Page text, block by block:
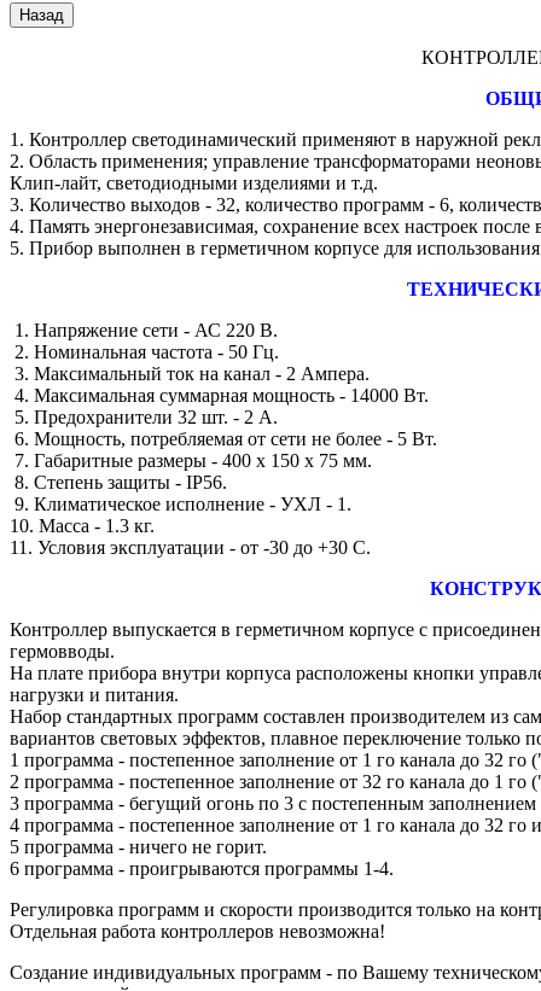
1. Контроллер светодинамический применяют в наружной
2. Область применения; управление трансформаторами
Клип-лайт, светодиодными изделиями и т.д.
3. Количество выходов - 32, количество программ - 6,
4. Память энергонезависимая, сохранение всех настроек
5. Прибор выполнен в герметичном корпусе для
1. Напряжение сети - АС 220 В.
2. Номинальная частота - 50 Гц.
3. Максимальный ток на канал - 2 Ампера.
4. Максимальная суммарная мощность - 14000 Вт.
5. Предохранители 32 шт. - 2 А.
6. Мощность, потребляемая от сети не более - 5 Вт.
7. Габаритные размеры - 400 х 150 х 75 мм.
8. Степень защиты - IP56.
9. Климатическое исполнение - УХЛ - 1.
10. Масса - 1.3 кг.
11. Условия эксплуатации - от -30 до +30 С.
Контроллер выпускается в герметичном корпусе с
гермовводы.
На плате прибора внутри корпуса расположены кнопки
нагрузки и питания.
Набор стандартных программ составлен производителем из
вариантов световых эффектов, плавное переключение только
1 программа - постепенное заполнение от 1 го канала до 32
2 программа - постепенное заполнение от 32 го канала до 1 го
3 программа - бегущий огонь по 3 с постепенным
4 программа - постепенное заполнение от 1 го канала до 32
5 программа - ничего не горит.
6 программа - проигрываются программы 1-4.
Регулировка программ и скорости производится только на
Отдельная работа контроллеров невозможна!
Создание индивидуальных программ - по Вашему